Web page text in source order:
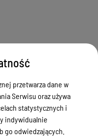
przetwarza dane w
Serwisu oraz używa
statystycznych i
indywidualnie
go odwiedzających.